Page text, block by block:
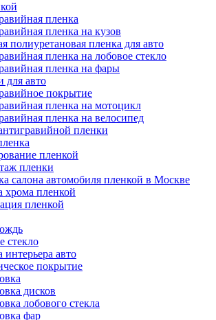
пленка
пленка на кузов
полиуретановая пленка для авто
пленка на лобовое стекло
пленка на фары
для авто
покрытие
пленка на мотоцикл
пленка на велосипед
пленки
пленкой
пленки
салона автомобиля пленкой в Москве
хрома пленкой
пленкой
стекло
интерьера авто
покрытие
дисков
лобового стекла
фар